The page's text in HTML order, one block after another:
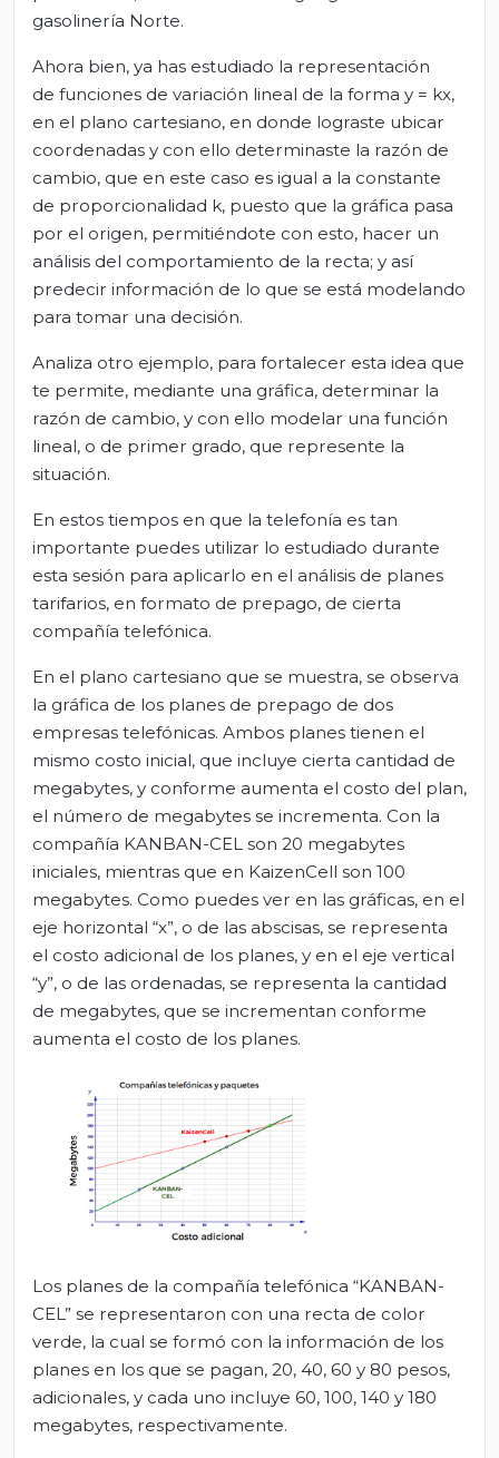
gasolinería Norte.
Ahora bien, ya has estudiado la representación
de funciones de variación lineal de la forma y = kx,
en el plano cartesiano, en donde lograste ubicar
coordenadas y con ello determinaste la razón de
cambio, que en este caso es igual a la constante
de proporcionalidad k, puesto que la gráfica pasa
por el origen, permitiéndote con esto, hacer un
análisis del comportamiento de la recta; y así
predecir información de lo que se está modelando
para tomar una decisión.
Analiza otro ejemplo, para fortalecer esta idea que
te permite, mediante una gráfica, determinar la
razón de cambio, y con ello modelar una función
lineal, o de primer grado, que represente la
situación.
En estos tiempos en que la telefonía es tan
importante puedes utilizar lo estudiado durante
esta sesión para aplicarlo en el análisis de planes
tarifarios, en formato de prepago, de cierta
compañía telefónica.
En el plano cartesiano que se muestra, se observa
la gráfica de los planes de prepago de dos
empresas telefónicas. Ambos planes tienen el
mismo costo inicial, que incluye cierta cantidad de
megabytes, y conforme aumenta el costo del plan,
el número de megabytes se incrementa. Con la
compañía KANBAN-CEL son 20 megabytes
iniciales, mientras que en KaizenCell son 100
megabytes. Como puedes ver en las gráficas, en el
eje horizontal “x”, o de las abscisas, se representa
el costo adicional de los planes, y en el eje vertical
“y”, o de las ordenadas, se representa la cantidad
de megabytes, que se incrementan conforme
aumenta el costo de los planes.
Los planes de la compañía telefónica “KANBAN-
CEL” se representaron con una recta de color
verde, la cual se formó con la información de los
planes en los que se pagan, 20, 40, 60 y 80 pesos,
adicionales, y cada uno incluye 60, 100, 140 y 180
megabytes, respectivamente.